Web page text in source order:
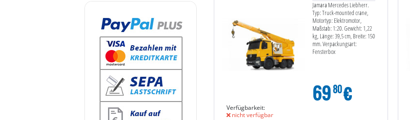
Jamara Mercedes Liebherr.
Typ: Truck-mounted crane,
Motortyp: Elektromotor,
Maßstab: 1:20. Gewicht: 1,22
kg, Länge: 39,5 cm, Breite: 150
mm. Verpackungsart:
Fensterbox
6980€
Verfügbarkeit:
nicht verfügbar